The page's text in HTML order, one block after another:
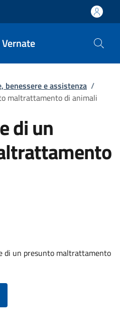
benessere e assistenza /
maltrattamento di animali
di un
di un presunto maltrattamento